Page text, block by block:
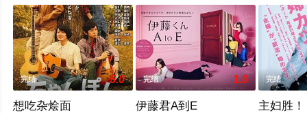
完结 5.0
想吃杂烩面
完结 1.0
伊藤君A到E
完结
主妇胜！